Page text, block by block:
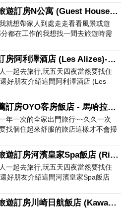
親子出國旅遊訂房N公寓 (Guest House N)-住宿折扣
就想帶家人到處走走看看風景或遊
都在工作的我想找一間去旅遊時需
真...
蜜月旅行訂房阿利澤酒店 (Les Alizes)-精選優惠
一起去旅行,玩五天四夜當然要找住
好朋友介紹這間阿利澤酒店 (Les
背包客推薦訂房OYO客房飯店 - 馬哈拉勒拉路 (OYO Rooms Jalan Maharajalela)-舒適旅店
年一次的全家出門旅行~~久久一次
找個住起來舒服的旅店這樣才不會掃
親子出國旅遊訂房河濱皇家Spa飯店 (Riverside Royal Hotel & Spa)-經典
一起去旅行,玩五天四夜當然要找住
好朋友介紹這間河濱皇家Spa飯店
親子出國旅遊訂房川崎日航飯店 (Kawasaki Nikko Hotel)-廉價旅館